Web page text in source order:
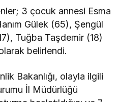
3 çocuk annesi Esma
Gülek (65), Şengül
Tuğba Taşdemir (18)
belirlendi.
Bakanlığı, olayla ilgili
İl Müdürlüğü